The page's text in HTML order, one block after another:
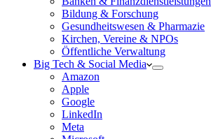
Bildung & Forschung
Gesundheitswesen & Pharmazie
Kirchen, Vereine & NPOs
Öffentliche Verwaltung
Big Tech & Social Media
Amazon
Apple
Google
LinkedIn
Meta